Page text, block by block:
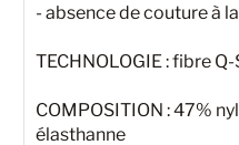
- absence de couture à
TECHNOLOGIE : fibre
COMPOSITION : 47%
élasthanne